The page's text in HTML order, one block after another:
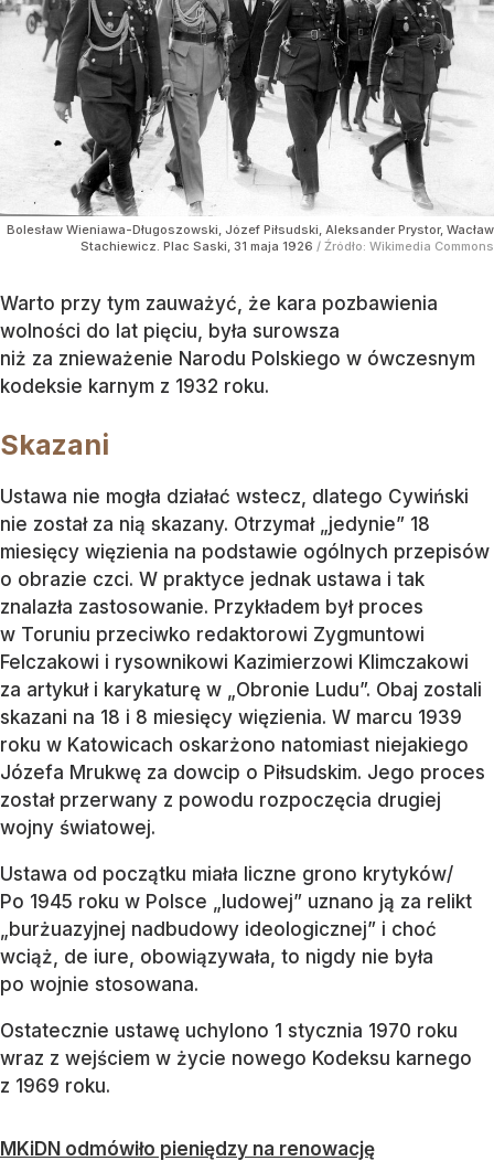
Bolesław Wieniawa-Długoszowski, Józef Piłsudski, Aleksander Prystor, Wacław
Stachiewicz. Plac Saski, 31 maja 1926 / Źródło: Wikimedia Commons
Warto przy tym zauważyć, że kara pozbawienia
wolności do lat pięciu, była surowsza
niż za znieważenie Narodu Polskiego w ówczesnym
kodeksie karnym z 1932 roku.
Skazani
Ustawa nie mogła działać wstecz, dlatego Cywiński
nie został za nią skazany. Otrzymał „jedynie” 18
miesięcy więzienia na podstawie ogólnych przepisów
o obrazie czci. W praktyce jednak ustawa i tak
znalazła zastosowanie. Przykładem był proces
w Toruniu przeciwko redaktorowi Zygmuntowi
Felczakowi i rysownikowi Kazimierzowi Klimczakowi
za artykuł i karykaturę w „Obronie Ludu”. Obaj zostali
skazani na 18 i 8 miesięcy więzienia. W marcu 1939
roku w Katowicach oskarżono natomiast niejakiego
Józefa Mrukwę za dowcip o Piłsudskim. Jego proces
został przerwany z powodu rozpoczęcia drugiej
wojny światowej.
Ustawa od początku miała liczne grono krytyków/
Po 1945 roku w Polsce „ludowej” uznano ją za relikt
„burżuazyjnej nadbudowy ideologicznej” i choć
wciąż, de iure, obowiązywała, to nigdy nie była
po wojnie stosowana.
Ostatecznie ustawę uchylono 1 stycznia 1970 roku
wraz z wejściem w życie nowego Kodeksu karnego
z 1969 roku.
MKiDN odmówiło pieniędzy na renowację